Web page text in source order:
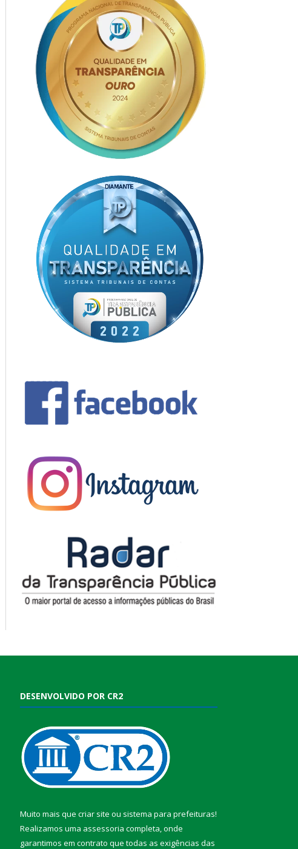
DESENVOLVIDO POR CR2
Muito mais que criar site ou sistema para prefeituras!
Realizamos uma assessoria completa, onde
garantimos em contrato que todas as exigências das